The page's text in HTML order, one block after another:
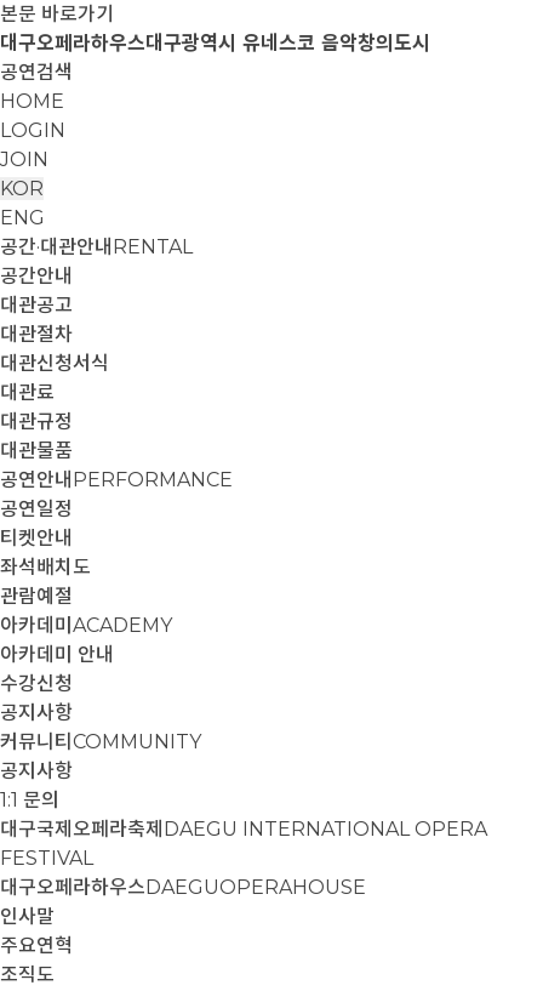
본문 바로가기
대구오페라하우스대구광역시 유네스코 음악창의도시
공연검색
HOME
LOGIN
JOIN
KOR
ENG
공간·대관안내 RENTAL
공간안내
대관공고
대관절차
대관신청서식
대관료
대관규정
대관물품
공연안내 PERFORMANCE
공연일정
티켓안내
좌석배치도
관람예절
아카데미 ACADEMY
아카데미 안내
수강신청
공지사항
커뮤니티 COMMUNITY
공지사항
1:1 문의
대구국제오페라축제 DAEGU INTERNATIONAL OPERA
FESTIVAL
대구오페라하우스DAEGUOPERAHOUSE
인사말
주요연혁
조직도